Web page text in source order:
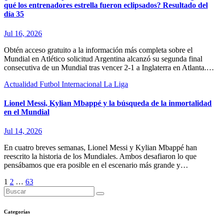
qué los entrenadores estrella fueron eclipsados? Resultado del
día 35
Jul 16, 2026
Obtén acceso gratuito a la información más completa sobre el
Mundial en Atlético solicitud Argentina alcanzó su segunda final
consecutiva de un Mundial tras vencer 2-1 a Inglaterra en Atlanta.…
Actualidad Futbol Internacional La Liga
Lionel Messi, Kylian Mbappé y la búsqueda de la inmortalidad
en el Mundial
Jul 14, 2026
En cuatro breves semanas, Lionel Messi y Kylian Mbappé han
reescrito la historia de los Mundiales. Ambos desafiaron lo que
pensábamos que era posible en el escenario más grande y…
Paginación
de
entradas
1 2 … 63
Categorías